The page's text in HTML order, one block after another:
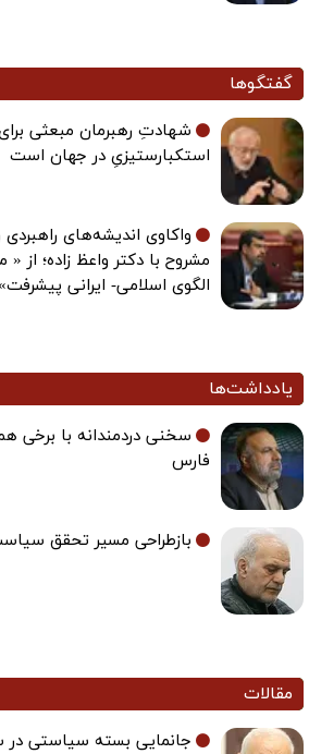
گفتگوها
شهادتِ رهبرمان مبعثی
استکبارستیزیِ در جهان است
واکاوی اندیشه‌های
مشروح با دکتر واعظ زاده؛ از
الگوی اسلامی- ایرانی پیشرفت»
یادداشت‌ها
سخنی دردمندانه با برخی
فارس
بازطراحی مسیر تحقق
مقالات
جانمایی بسته سیاستی